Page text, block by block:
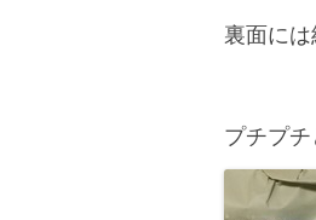
裏面には
プチプチ